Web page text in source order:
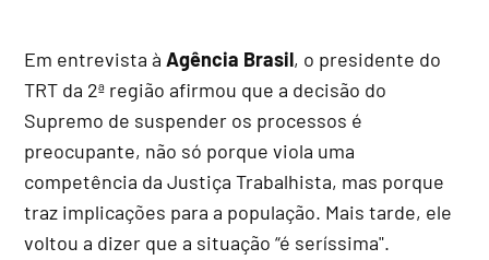
Em entrevista àAgência Brasil, o presidente do
TRT da 2ª região afirmou que a decisão do
Supremo de suspender os processos é
preocupante, não só porque viola uma
competência da Justiça Trabalhista, mas porque
traz implicações para a população. Mais tarde, ele
voltou a dizer que a situação “é seríssima".